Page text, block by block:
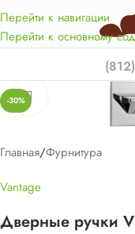
Перейти к навигации
Перейти к основному
(812)
-30% Нажмите, чтобы
Главная/Фурнитура
Vantage
Дверные ручки